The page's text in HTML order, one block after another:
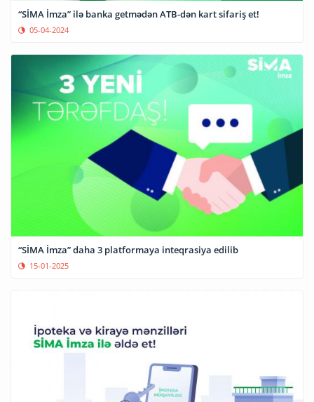
“SİMA İmza” ilə banka getmədən ATB-dən kart sifariş et!
05-04-2024
“SİMA İmza” daha 3 platformaya inteqrasiya edilib
15-01-2025